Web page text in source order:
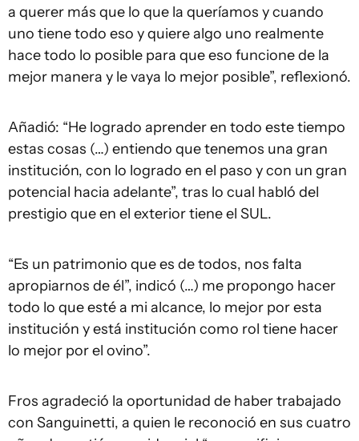
a querer más que lo que la queríamos y cuando
uno tiene todo eso y quiere algo uno realmente
hace todo lo posible para que eso funcione de la
mejor manera y le vaya lo mejor posible”, reflexionó.
Añadió: “He logrado aprender en todo este tiempo
estas cosas (…) entiendo que tenemos una gran
institución, con lo logrado en el paso y con un gran
potencial hacia adelante”, tras lo cual habló del
prestigio que en el exterior tiene el SUL.
“Es un patrimonio que es de todos, nos falta
apropiarnos de él”, indicó (…) me propongo hacer
todo lo que esté a mi alcance, lo mejor por esta
institución y está institución como rol tiene hacer
lo mejor por el ovino”.
Fros agradeció la oportunidad de haber trabajado
con Sanguinetti, a quien le reconoció en sus cuatro